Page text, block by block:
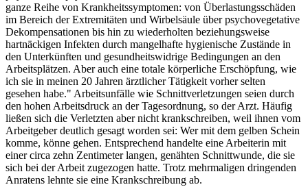
ganze Reihe von Krankheitssymptomen: von Überlastungsschäden
im Bereich der Extremitäten und Wirbelsäule über psychovegetative
Dekompensationen bis hin zu wiederholten beziehungsweise
hartnäckigen Infekten durch mangelhafte hygienische Zustände in
den Unterkünften und gesundheitswidrige Bedingungen an den
Arbeitsplätzen. Aber auch eine totale körperliche Erschöpfung, wie
ich sie in meinen 20 Jahren ärztlicher Tätigkeit vorher selten
gesehen habe." Arbeitsunfälle wie Schnittverletzungen seien durch
den hohen Arbeitsdruck an der Tagesordnung, so der Arzt. Häufig
ließen sich die Verletzten aber nicht krankschreiben, weil ihnen vom
Arbeitgeber deutlich gesagt worden sei: Wer mit dem gelben Schein
komme, könne gehen. Entsprechend handelte eine Arbeiterin mit
einer circa zehn Zentimeter langen, genähten Schnittwunde, die sie
sich bei der Arbeit zugezogen hatte. Trotz mehrmaligen dringenden
Anratens lehnte sie eine Krankschreibung ab.